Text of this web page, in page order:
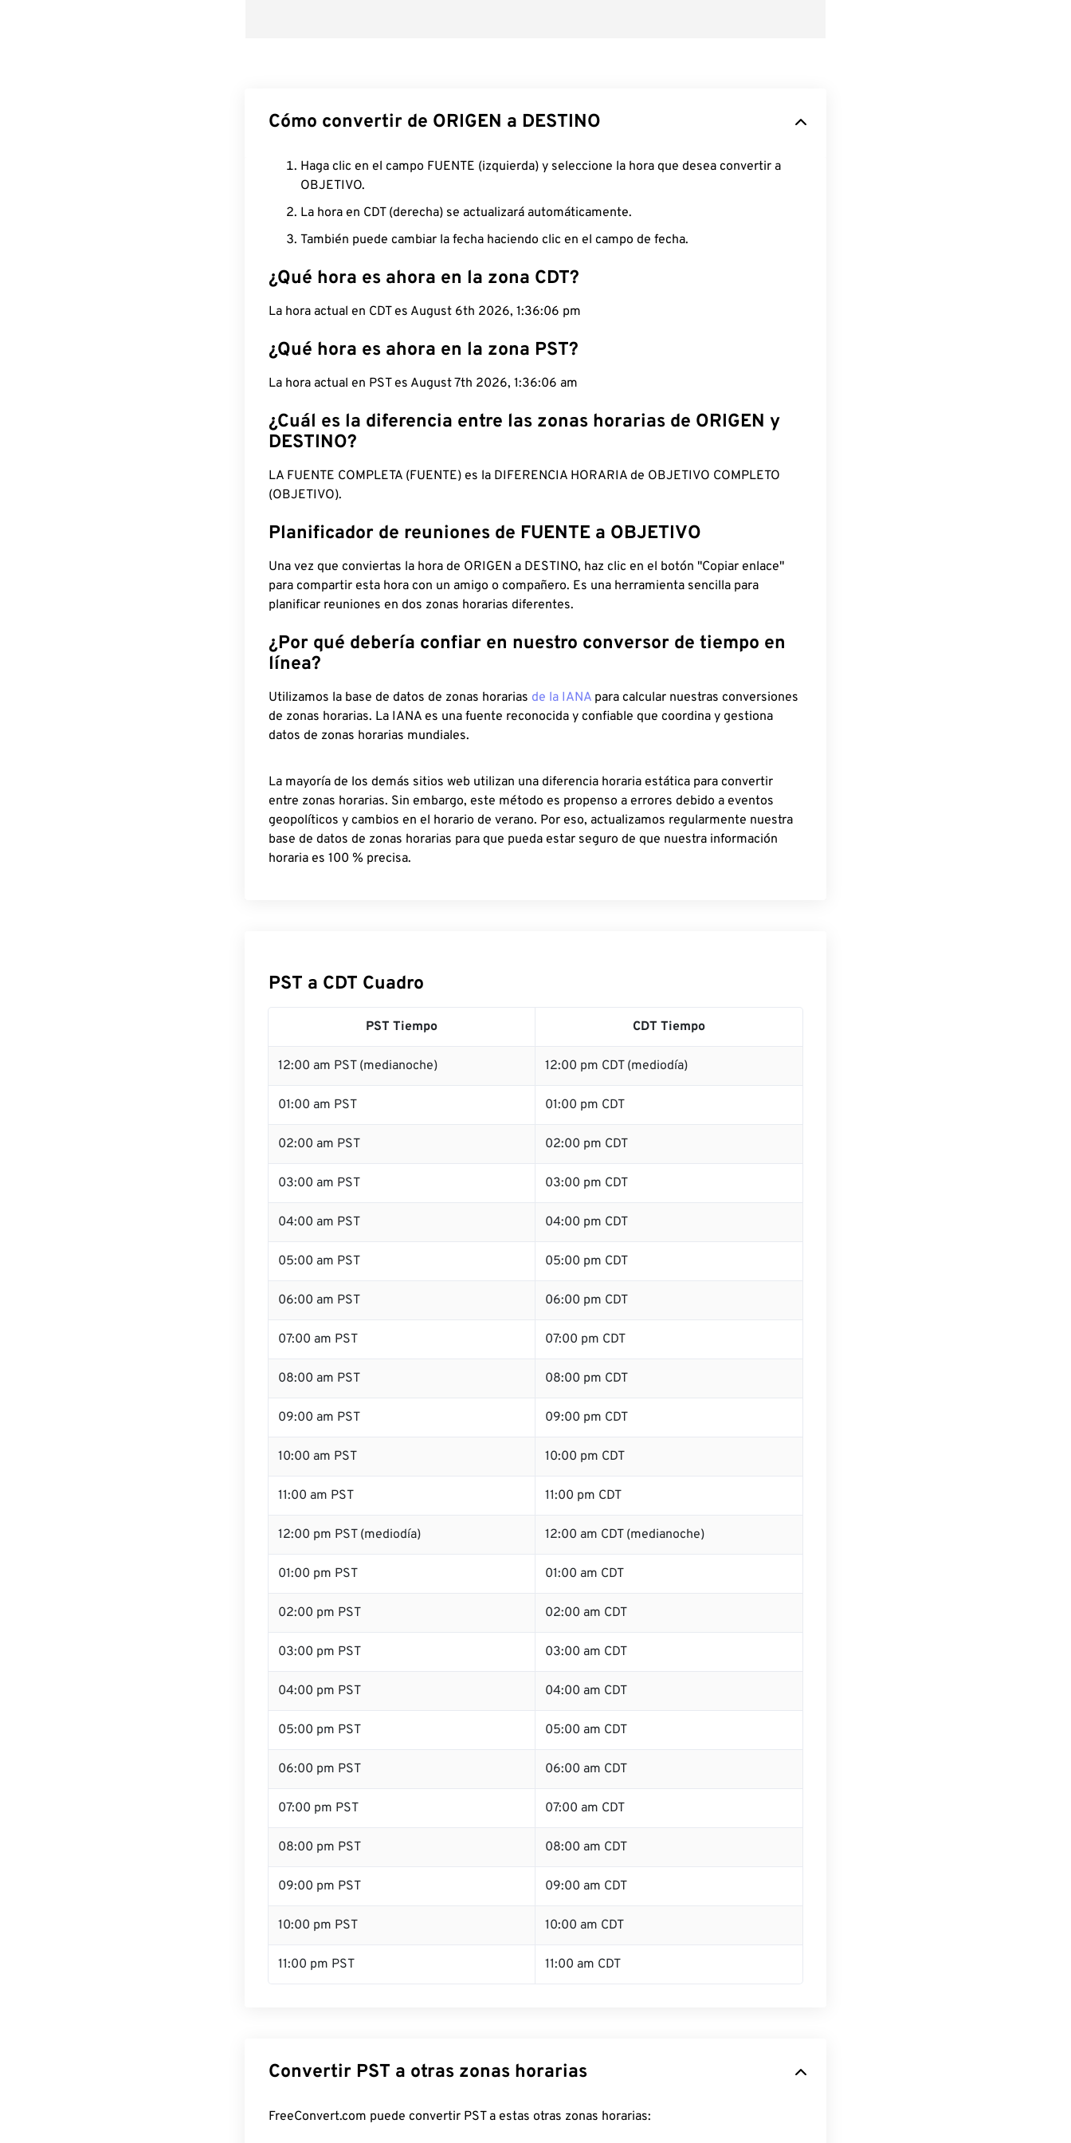
Cómo convertir de ORIGEN a DESTINO
Haga clic en el campo FUENTE (izquierda) y seleccione la hora que desea convertir a
OBJETIVO.
La hora en CDT (derecha) se actualizará automáticamente.
También puede cambiar la fecha haciendo clic en el campo de fecha.
¿Qué hora es ahora en la zona CDT?
La hora actual en CDT es August 6th 2026, 1:36:07 pm
¿Qué hora es ahora en la zona PST?
La hora actual en PST es August 7th 2026, 1:36:07 am
¿Cuál es la diferencia entre las zonas horarias de ORIGEN y
DESTINO?
LA FUENTE COMPLETA (FUENTE) es la DIFERENCIA HORARIA de OBJETIVO COMPLETO
(OBJETIVO).
Planificador de reuniones de FUENTE a OBJETIVO
Una vez que conviertas la hora de ORIGEN a DESTINO, haz clic en el botón "Copiar enlace"
para compartir esta hora con un amigo o compañero. Es una herramienta sencilla para
planificar reuniones en dos zonas horarias diferentes.
¿Por qué debería confiar en nuestro conversor de tiempo en
línea?
Utilizamos la base de datos de zonas horarias de la IANA para calcular nuestras conversiones
de zonas horarias. La IANA es una fuente reconocida y confiable que coordina y gestiona
datos de zonas horarias mundiales.
La mayoría de los demás sitios web utilizan una diferencia horaria estática para convertir
entre zonas horarias. Sin embargo, este método es propenso a errores debido a eventos
geopolíticos y cambios en el horario de verano. Por eso, actualizamos regularmente nuestra
base de datos de zonas horarias para que pueda estar seguro de que nuestra información
horaria es 100 % precisa.
PST a CDT Cuadro
PST Tiempo CDT Tiempo
12:00 am PST (medianoche) 12:00 pm CDT (mediodía)
01:00 am PST 01:00 pm CDT
02:00 am PST 02:00 pm CDT
03:00 am PST 03:00 pm CDT
04:00 am PST 04:00 pm CDT
05:00 am PST 05:00 pm CDT
06:00 am PST 06:00 pm CDT
07:00 am PST 07:00 pm CDT
08:00 am PST 08:00 pm CDT
09:00 am PST 09:00 pm CDT
10:00 am PST 10:00 pm CDT
11:00 am PST 11:00 pm CDT
12:00 pm PST (mediodía) 12:00 am CDT (medianoche)
01:00 pm PST 01:00 am CDT
02:00 pm PST 02:00 am CDT
03:00 pm PST 03:00 am CDT
04:00 pm PST 04:00 am CDT
05:00 pm PST 05:00 am CDT
06:00 pm PST 06:00 am CDT
07:00 pm PST 07:00 am CDT
08:00 pm PST 08:00 am CDT
09:00 pm PST 09:00 am CDT
10:00 pm PST 10:00 am CDT
11:00 pm PST 11:00 am CDT
Convertir PST a otras zonas horarias
FreeConvert.com puede convertir PST a estas otras zonas horarias: